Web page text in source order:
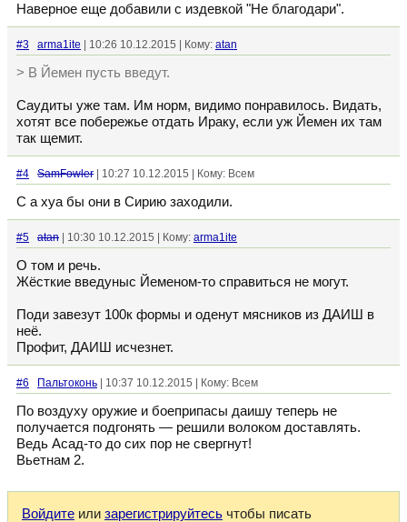
Наверное еще добавили с издевкой "Не благодари".
#3 arma1ite | 10:26 10.12.2015 | Кому: atan
> В Йемен пусть введут.
Саудиты уже там. Им норм, видимо понравилось. Видать,
хотят все побережье отдать Ираку, если уж Йемен их там
так щемит.
#4 SamFowler | 10:27 10.12.2015 | Кому: Всем
С а хуа бы они в Сирию заходили.
#5 atan | 10:30 10.12.2015 | Кому: arma1ite
О том и речь.
Жёсткие введуныс Йеменом-то справиться не могут.
Поди завезут 100к формы и оденут мясников из ДАИШ в
неё.
Профит, ДАИШ исчезнет.
#6 Пальтоконь | 10:37 10.12.2015 | Кому: Всем
По воздуху оружие и боеприпасы даишу теперь не
получается подгонять — решили волоком доставлять.
Ведь Асад-то до сих пор не свергнут!
Вьетнам 2.
Войдите или зарегистрируйтесь чтобы писать